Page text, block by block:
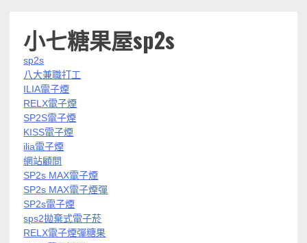
小七糖果屋sp2s
sp2s
八大兼職打工
ILIA電子煙
RELX電子煙
SP2S電子煙
KISS電子煙
ilia電子煙
網站顧問
SP2s MAX電子煙
SP2s MAX電子煙彈
SP2s電子煙
sps2拋棄式電子菸
RELX電子煙彈糖果